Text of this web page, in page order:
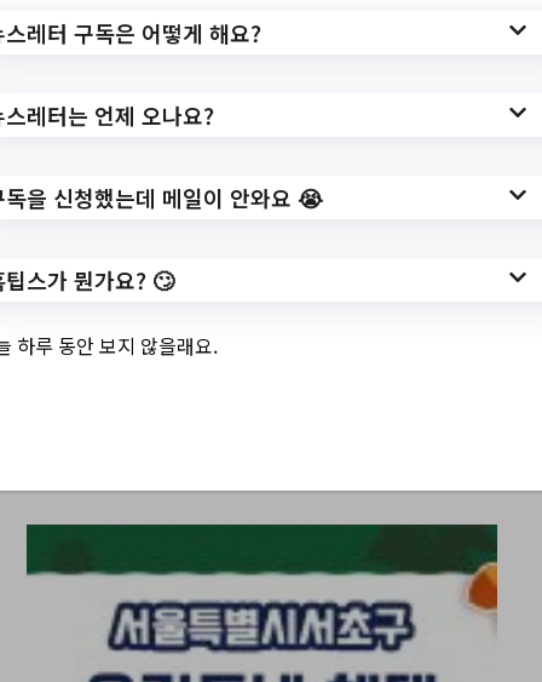
스레터 구독은 어떻게 해요?
스레터는 언제 오나요?
독을 신청했는데 메일이 안와요 😭
팁스가 뭔가요? 🙄
하루 동안 보지 않을래요.